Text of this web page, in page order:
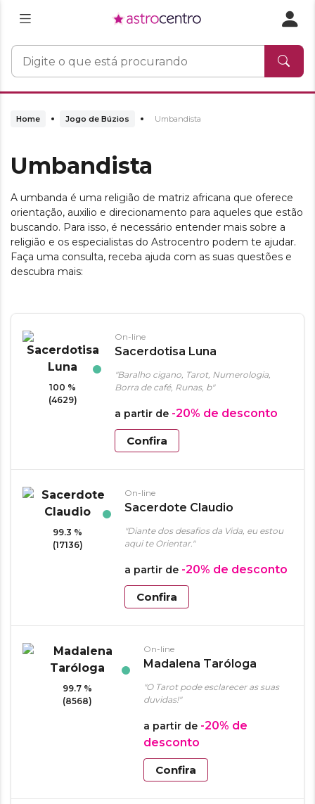
Home Jogo de Búzios Umbandista
Umbandista
A umbanda é uma religião de matriz africana que oferece
orientação, auxilio e direcionamento para aqueles que estão
buscando. Para isso, é necessário entender mais sobre a
religião e os especialistas do Astrocentro podem te ajudar.
Faça uma consulta, receba ajuda com as suas questões e
descubra mais:
100 %
(4629)
On-line
Sacerdotisa Luna
"Baralho cigano, Tarot, Numerologia,
Borra de café, Runas, b"
a partir de -20% de desconto
Confira
99.3 %
(17136)
On-line
Sacerdote Claudio
"Diante dos desafios da Vida, eu estou
aqui te Orientar."
a partir de -20% de desconto
Confira
99.7 %
(8568)
On-line
Madalena Taróloga
"O Tarot pode esclarecer as suas
duvidas!"
a partir de -20% de
desconto
Confira